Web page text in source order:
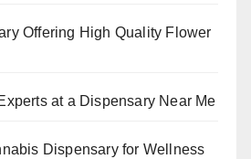
Offering High Quality Flower
at a Dispensary Near Me
Dispensary for Wellness